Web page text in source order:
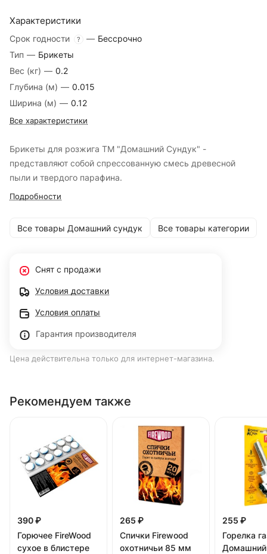
Характеристики
Срок годности ? — Бессрочно
Тип — Брикеты
Вес (кг) — 0.2
Глубина (м) — 0.015
Ширина (м) — 0.12
Все характеристики
Брикеты для розжига ТМ "Домашний Сундук" -
представляют собой спрессованную смесь древесной
пыли и твердого парафина.
Подробности
Все товары Домашний сундук Все товары категории
Снят с продажи
Условия доставки
Условия оплаты
Гарантия производителя
Цена действительна только для интернет-магазина.
Рекомендуем также
390 ₽
Горючее FireWood
сухое в блистере
265 ₽
Спички Firewood
охотничьи 85 мм
255 ₽
Горелка